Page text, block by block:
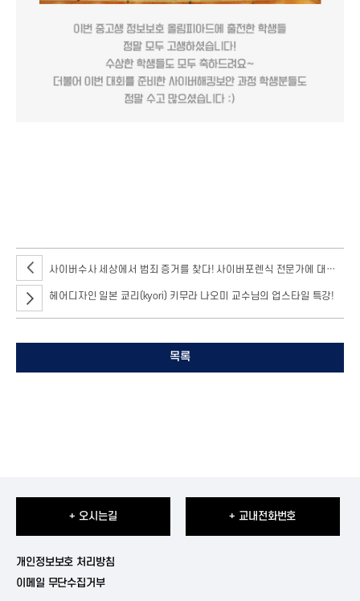
사이버수사 세상에서 범죄 증거를 찾다! 사이버포렌식 전문가에 대하여!
헤어디자인 일본 쿄리(kyori) 키무라 나오미 교수님의 업스타일 특강!
목록
+ 오시는길 + 교내전화번호
개인정보보호 처리방침
이메일 무단수집거부